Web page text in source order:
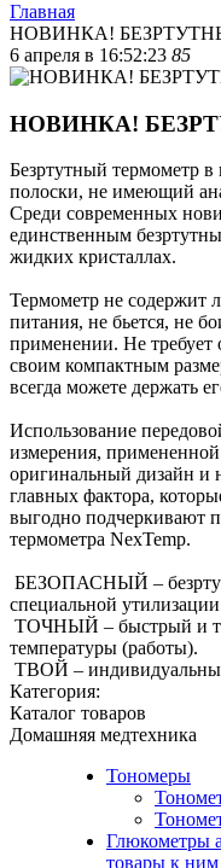
Главная
НОВИНКА!
6 апреля в 16:52:23 85
НОВИНКА!
Безртутный термометр
полоски, не имеющий
Среди современных
единственным
жидких кристаллах.
Термометр не содержит
питания, не бьется, не
применении. Не требует
своим компактным
всегда можете держать
Использование
измерения,
оригинальный дизайн и
главных фактора,
выгодно подчеркивают
термометра NexTemp.
БЕЗОПАСНЫЙ –
специальной
ТОЧНЫЙ – быстрый и
температуры (работы).
ТВОЙ –
Категория:
Каталог товаров
Домашняя медтехника
Тономеры
Глюкометры
товары к ним